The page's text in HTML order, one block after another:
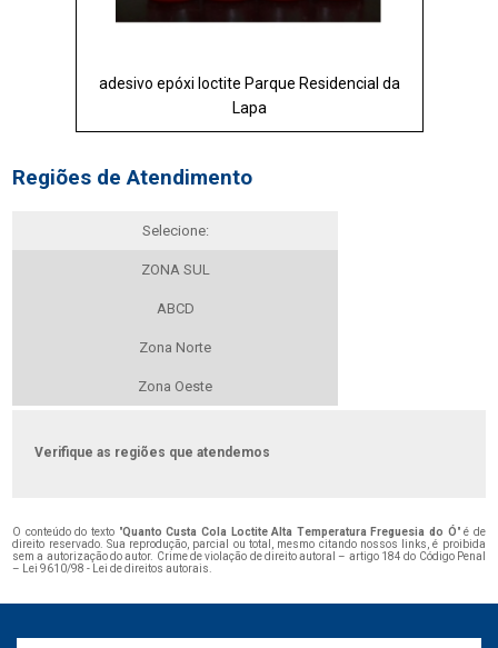
adesivo epóxi loctite Parque Residencial da
Lapa
Regiões de Atendimento
Selecione:
ZONA SUL
ABCD
Zona Norte
Zona Oeste
Verifique as regiões que atendemos
O conteúdo do texto "Quanto Custa Cola Loctite Alta Temperatura Freguesia do Ó" é de
direito reservado. Sua reprodução, parcial ou total, mesmo citando nossos links, é proibida
sem a autorização do autor. Crime de violação de direito autoral – artigo 184 do Código Penal
–
Lei 9610/98 - Lei de direitos autorais